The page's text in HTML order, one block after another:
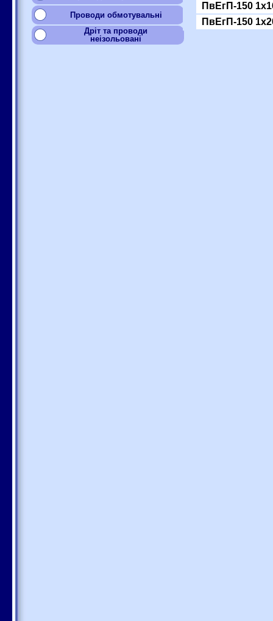
Проводи обмотувальні
Дріт та проводи
неізольовані
ПвЕгП-150
ПвЕгП-150